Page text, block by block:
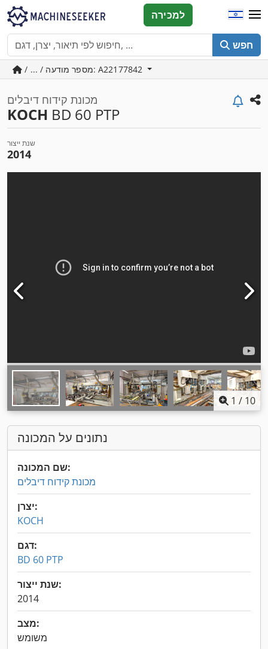
חפש
למכירה
/ ... / מספר מודעה: A22177842
מכונת קידוח דיבלים
KOCH BD 60 PTP
שנת ייצור
2014
1 / 10
נתונים על המכונה
שם המכונה:
מכונת קידוח דיבלים
יצרן:
KOCH
דגם:
BD 60 PTP
שנת ייצור:
2014
מצב:
משומש